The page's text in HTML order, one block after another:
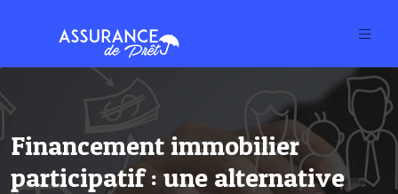
Financement immobilier
participatif : une alternative